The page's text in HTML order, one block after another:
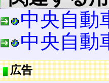
中央自動
中央自動
広告